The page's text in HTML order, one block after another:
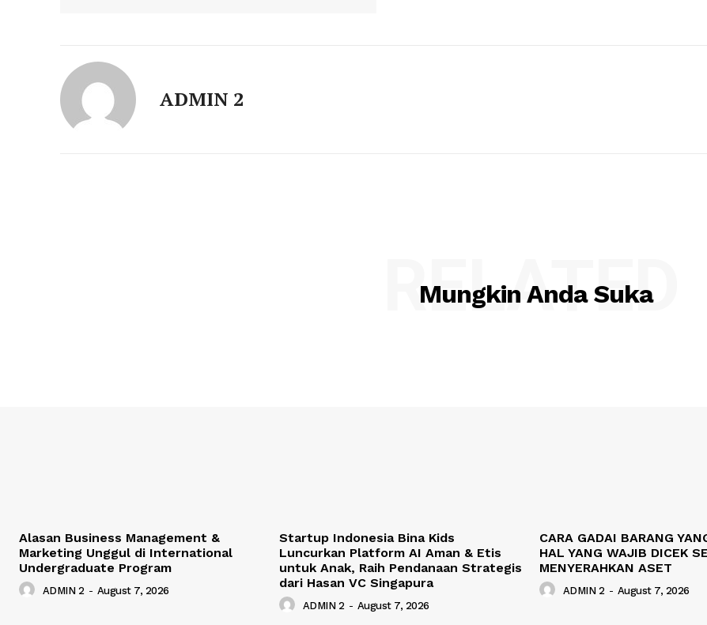
ADMIN 2
Mungkin Anda Suka
RELATED
Alasan Business Management &
Marketing Unggul di International
Undergraduate Program
ADMIN 2 - August 7, 2026
Startup Indonesia Bina Kids
Luncurkan Platform AI Aman & Etis
untuk Anak, Raih Pendanaan Strategis
dari Hasan VC Singapura
ADMIN 2 - August 7, 2026
CARA GADAI BARANG
HAL YANG WAJIB DICEK
MENYERAHKAN ASET
ADMIN 2 - August 7, 2026